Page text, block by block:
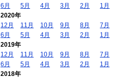
6月
5月 4月 3月 2月
1月
2020年
12月
11月 10月 9月 8月
7月
6月
5月 4月 3月 2月
1月
2019年
12月
11月 10月 9月 8月
7月
6月
5月 4月 3月 2月
1月
2018年